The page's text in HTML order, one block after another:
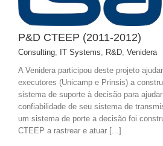
P&D CTEEP (2011-2012)
Consulting, IT Systems, R&D, Venidera
A Venidera participou deste projeto
executores (Unicamp e Prinsis) a
sistema de suporte à decisão para
confiabilidade de seu sistema de
um sistema de porte a decisão foi
CTEEP a rastrear e atuar [...]